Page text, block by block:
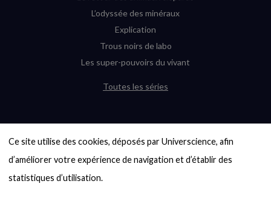
Ce site utilise des cookies, déposés par Universcience, afin
d’améliorer votre expérience de navigation et d’établir des
statistiques d’utilisation.
L’odyssée des minéraux
Explication
Trous noirs de labo
Les super-pouvoirs du vivant
Toutes les séries
6000 exoplanètes, et pas de « Terre »
en vue ?
Quel avenir pour les cryptos ?